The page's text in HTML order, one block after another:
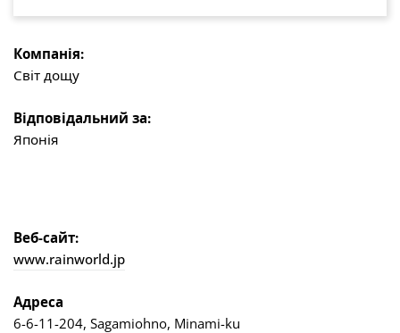
Компанія:
Світ дощу
Відповідальний за:
Японія
Веб-сайт:
www.rainworld.jp
Адреса
6-6-11-204, Sagamiohno, Minami-ku